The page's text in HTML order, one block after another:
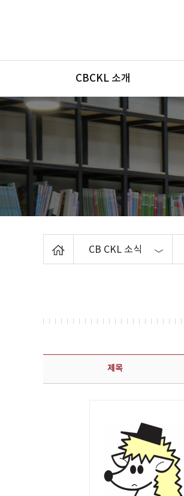
메뉴
CBCKL 소개
CB CKL 소식
보도자료 상세보기 - 제목, 담당부서, 담당자, 담당연락처, 내용, 첨부파일 정보 제공
제목